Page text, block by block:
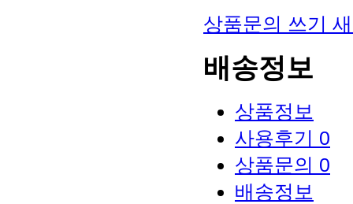
상품문의 쓰기
배송정보
상품정보
사용후기 0
상품문의 0
배송정보